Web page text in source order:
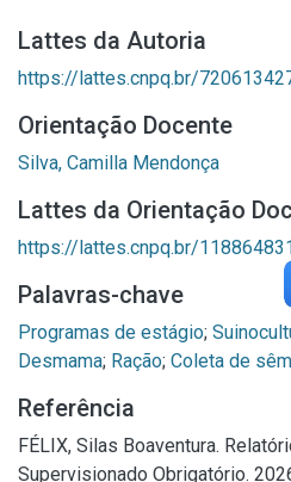
Lattes da Autoria
https://lattes.cnpq.br/
Orientação Docente
Silva, Camilla Mendonça
Lattes da Orientação
https://lattes.cnpq.br/
Palavras-chave
Programas de estágio;
Desmama; Ração; Coleta de
Referência
FÉLIX, Silas Boaventura.
Supervisionado Obrigatório.